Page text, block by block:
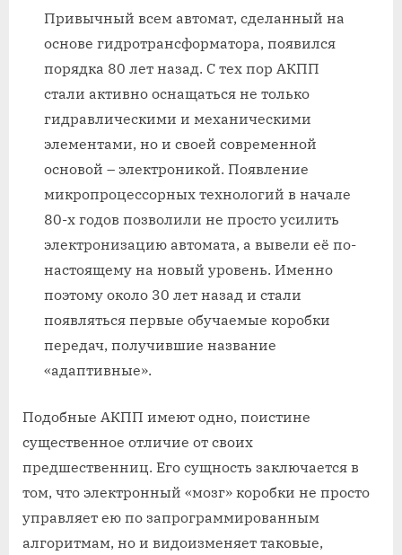
Привычный всем автомат, сделанный на
основе гидротрансформатора, появился
порядка 80 лет назад. С тех пор АКПП
стали активно оснащаться не только
гидравлическими и механическими
элементами, но и своей современной
основой – электроникой. Появление
микропроцессорных технологий в начале
80-х годов позволили не просто усилить
электронизацию автомата, а вывели её по-
настоящему на новый уровень. Именно
поэтому около 30 лет назад и стали
появляться первые обучаемые коробки
передач, получившие название
«адаптивные».
Подобные АКПП имеют одно, поистине
существенное отличие от своих
предшественниц. Его сущность заключается в
том, что электронный «мозг» коробки не просто
управляет ею по запрограммированным
алгоритмам, но и видоизменяет таковые,